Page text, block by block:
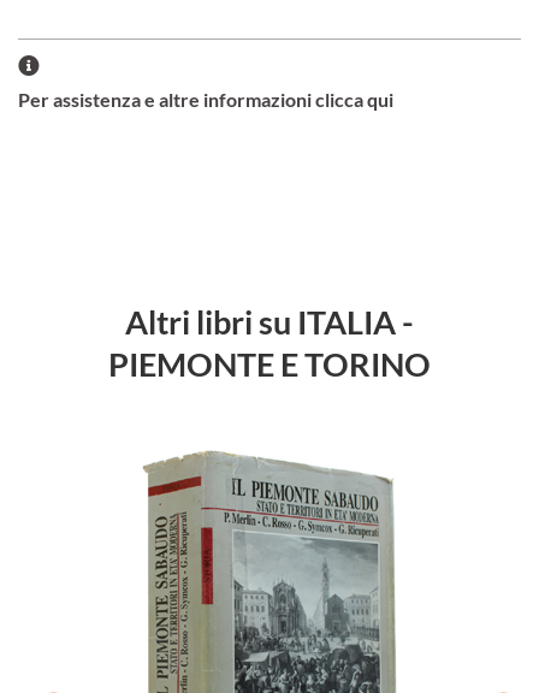
Per assistenza e altre informazioni clicca qui
Altri libri su ITALIA -
PIEMONTE E TORINO